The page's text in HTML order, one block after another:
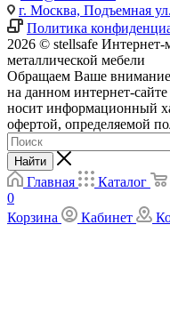
г. Москва, Подъемная
Политика
2026 © stellsafe Интернет-
металлической мебели
Обращаем Ваше
на данном интернет-сайте
носит информационный
офертой, определяемой
Найти
Главная
Каталог
0
Корзина
Кабинет